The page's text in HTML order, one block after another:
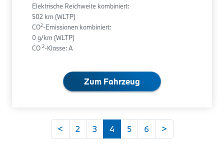
Elektrische Reichweite kombiniert:
502 km (WLTP)
CO2-Emissionen kombiniert:
0 g/km (WLTP)
CO 2-Klasse: A
Zum Fahrzeug
< 2 3 4 5 6 >